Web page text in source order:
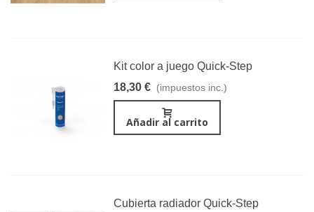
Kit color a juego Quick-Step
18,30 € (impuestos inc.)
Añadir al carrito
Cubierta radiador Quick-Step